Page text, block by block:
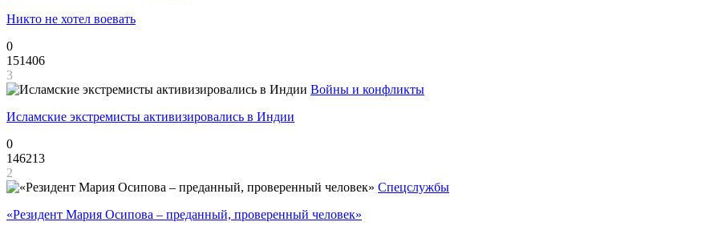
Никто не хотел воевать
0
151406
3
Войны и конфликты
Исламские экстремисты активизировались в Индии
0
146213
2
Спецслужбы
«Резидент Мария Осипова – преданный, проверенный человек»